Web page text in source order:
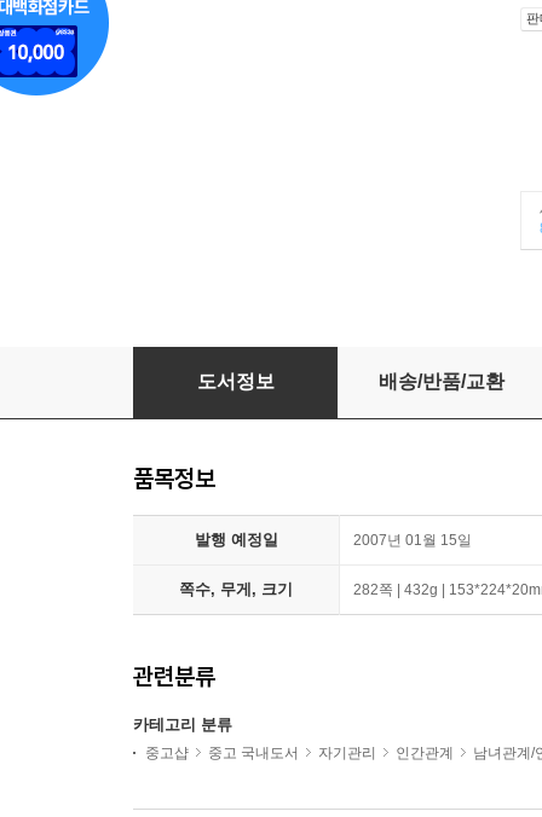
판
똑똑하게 사랑하라
도서정보 배송/반품/교환
품목정보
발행 예정일 2007년 01월 15일
쪽수, 무게, 크기 282쪽 | 432g |
관련분류
카테고리 분류
중고샵 중고 국내도서 자기관리 인간관계 남녀관계/